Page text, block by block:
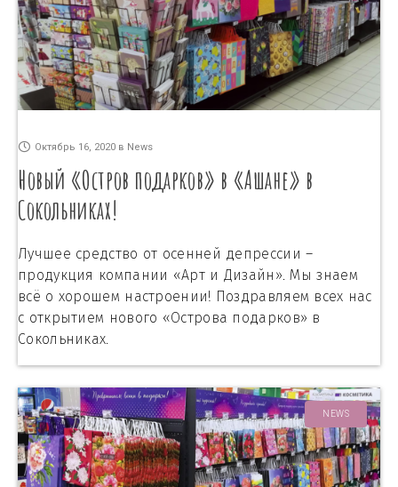
Октябрь 16, 2020 в News
Новый «Остров подарков» в «Ашане» в
Сокольниках!
Лучшее средство от осенней депрессии –
продукция компании «Арт и Дизайн». Мы знаем
всё о хорошем настроении! Поздравляем всех нас
с открытием нового «Острова подарков» в
Сокольниках.
NEWS